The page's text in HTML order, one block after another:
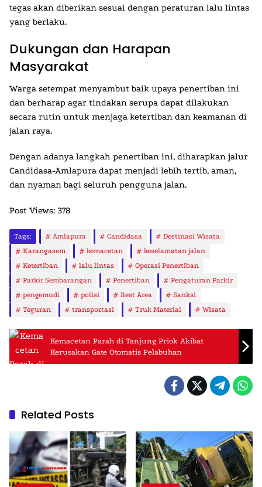
tegas akan diberikan sesuai dengan peraturan lalu lintas
yang berlaku.
Dukungan dan Harapan
Masyarakat
Warga setempat menyambut baik upaya penertiban ini
dan berharap agar tindakan serupa dapat dilakukan
secara rutin untuk menjaga ketertiban dan keamanan di
jalan raya.
Dengan adanya langkah penertiban ini, diharapkan jalur
Candidasa-Amlapura dapat menjadi lebih tertib, aman,
dan nyaman bagi seluruh pengguna jalan.
Post Views: 378
Tags: Amlapura Candidasa
Destinasi Wisata
Karangasem
kemacetan
keselamatan jalan
Ketertiban
lalu lintas
Operasi Penertiban
Parkir Sembarangan
Penertiban
Pengaturan Parkir
pengemudi
polisi Rest Area
Sanksi
Teguran
transportasi Truk Material Wisata
Kemacetan Parah di Tanjung Priok Akibat
Kerusakan Gate Otomatis Pelabuhan
Related Posts